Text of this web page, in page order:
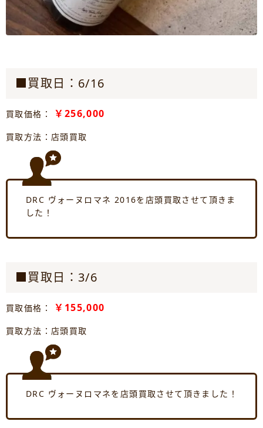
■買取日：6/16
買取価格： ￥256,000
買取方法：店頭買取
DRC ヴォーヌロマネ 2016を店頭買取させて頂きま
した！
■買取日：3/6
買取価格： ￥155,000
買取方法：店頭買取
DRC ヴォーヌロマネを店頭買取させて頂きました！